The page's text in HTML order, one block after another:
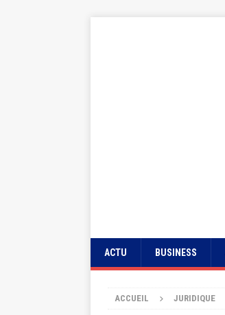
ACTU BUSINESS
ACCUEIL JURIDIQUE